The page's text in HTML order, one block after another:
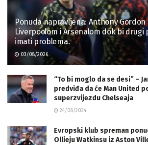
Ponuda napravljena: Anthony
Liverpoolom i Arsenalom dok bi drugi
imati problema.
03/08/2026
“To bi moglo da se desi” –
predviđa da će Man United
superzvijezdu Chelseaja
24/08/2024
Evropski klub spreman
Ollieju Watkinsu iz Aston